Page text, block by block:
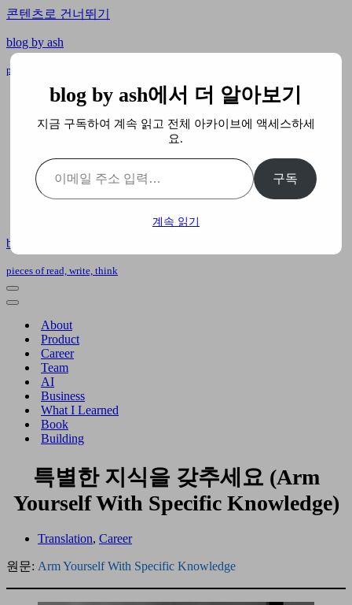
콘텐츠로 건너뛰기
blog by ash
pieces of read, write, think
About
Career
AI
Business
What I Learned
Book
blog by ash
pieces of read, write, think
내
비
내
About
Product
Career
Team
AI
Business
What I Learned
Book
Building
특별한 지식을 갖추세요 (Arm
Yourself With Specific Knowledge)
Translation, Career
원문: Arm Yourself With Specific Knowledge
blog by ash에서 더 알아보기
지금 구독하여 계속 읽고 전체 아카이브에 액세스하세
요.
이메일 주소 입력…
구독
계속 읽기